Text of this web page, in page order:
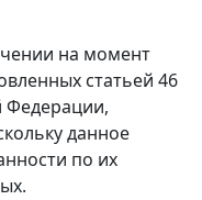
на момент
статьей 46
Федерации,
данное
по их